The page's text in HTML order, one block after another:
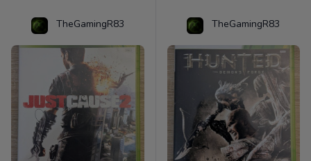
TheGamingR83 TheGamingR83